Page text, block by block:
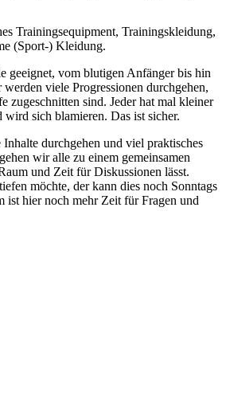
Trainingsequipment, Trainingskleidung,
(Sport-) Kleidung.
geeignet, vom blutigen Anfänger bis hin
viele Progressionen durchgehen,
zugeschnitten sind. Jeder hat mal kleiner
wird sich blamieren. Das ist sicher.
durchgehen und viel praktisches
wir alle zu einem gemeinsamen
und Zeit für Diskussionen lässt.
möchte, der kann dies noch Sonntags
ist hier noch mehr Zeit für Fragen und